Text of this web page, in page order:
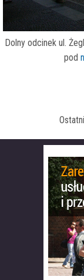
Dolny odcinek ul.
pod